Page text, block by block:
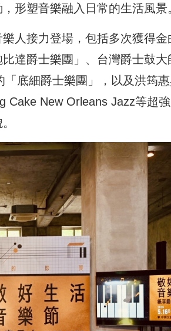
形塑音樂融入日常的生活風景
人接力登場，包括多次獲得金
達爵士樂團」、台灣爵士鼓大
底細爵士樂團」，以及洪筠
Cake New Orleans Jazz等超